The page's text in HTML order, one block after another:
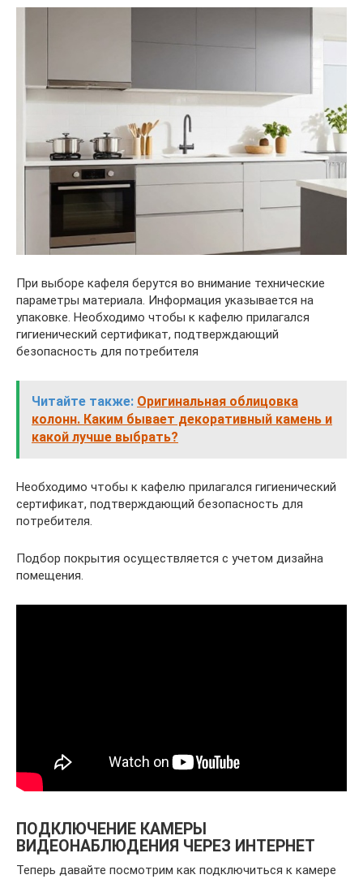
При выборе кафеля берутся во внимание технические
параметры материала. Информация указывается на
упаковке. Необходимо чтобы к кафелю прилагался
гигиенический сертификат, подтверждающий
безопасность для потребителя
Читайте также: Оригинальная облицовка
колонн. Каким бывает декоративный камень и
какой лучше выбрать?
Необходимо чтобы к кафелю прилагался гигиенический
сертификат, подтверждающий безопасность для
потребителя.
Подбор покрытия осуществляется с учетом дизайна
помещения.
ПОДКЛЮЧЕНИЕ КАМЕРЫ
ВИДЕОНАБЛЮДЕНИЯ ЧЕРЕЗ ИНТЕРНЕТ
Теперь давайте посмотрим как подключиться к камере